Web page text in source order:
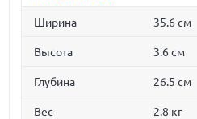
Ширина 35.6 см
Высота 3.6 см
Глубина 26.5 см
Вес 2.8 кг